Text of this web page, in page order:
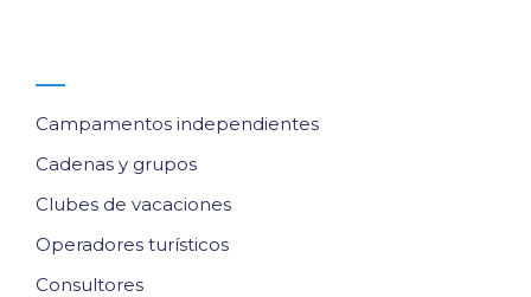
Campamentos independientes
Cadenas y grupos
Clubes de vacaciones
Operadores turísticos
Consultores